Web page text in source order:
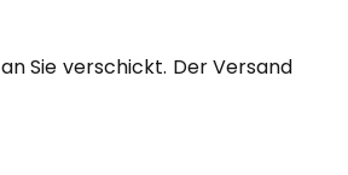
Sie verschickt. Der Versand